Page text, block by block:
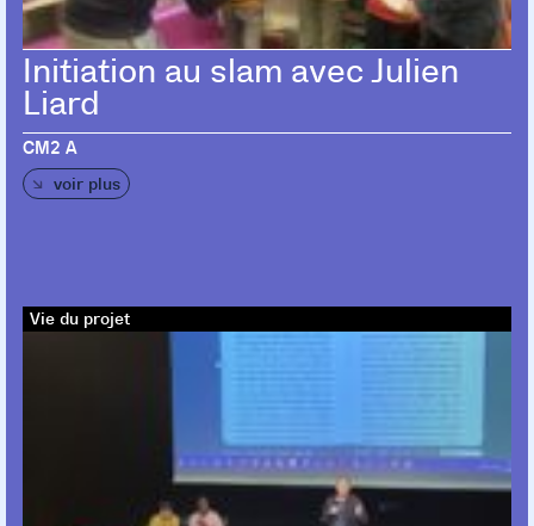
Initiation au slam avec Julien
Liard
CM2 A
voir plus
Vie du projet